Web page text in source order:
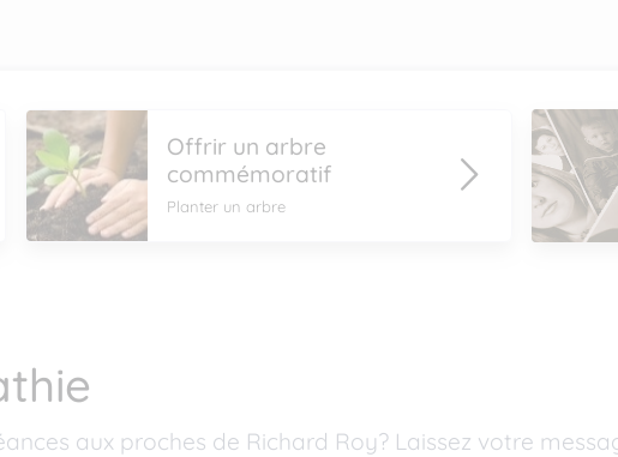
Offrir un arbre
commémoratif
Planter un arbre
aux proches de Richard Roy? Laissez votre